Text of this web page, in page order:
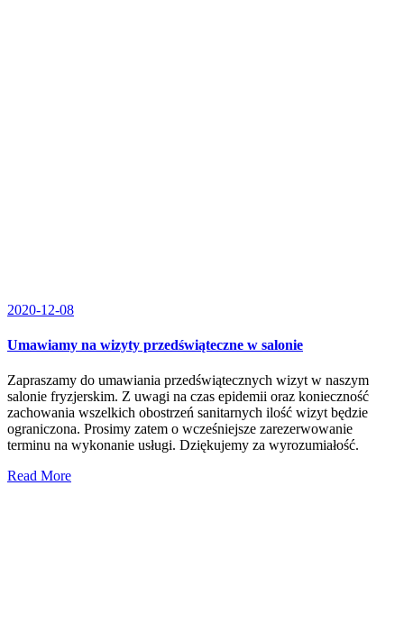
2020-12-08
Umawiamy na wizyty przedświąteczne w salonie
Zapraszamy do umawiania przedświątecznych wizyt w naszym
salonie fryzjerskim. Z uwagi na czas epidemii oraz konieczność
zachowania wszelkich obostrzeń sanitarnych ilość wizyt będzie
ograniczona. Prosimy zatem o wcześniejsze zarezerwowanie
terminu na wykonanie usługi. Dziękujemy za wyrozumiałość.
Read More